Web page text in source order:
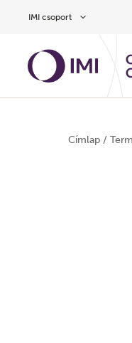
IMI csoport
Címlap /